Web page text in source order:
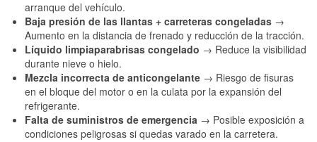
arranque del vehículo.
Baja presión de las llantas + carreteras congeladas →
Aumento en la distancia de frenado y reducción de la tracción.
Líquido limpiaparabrisas congelado → Reduce la visibilidad
durante nieve o hielo.
Mezcla incorrecta de anticongelante → Riesgo de fisuras
en el bloque del motor o en la culata por la expansión del
refrigerante.
Falta de suministros de emergencia → Posible exposición a
condiciones peligrosas si quedas varado en la carretera.